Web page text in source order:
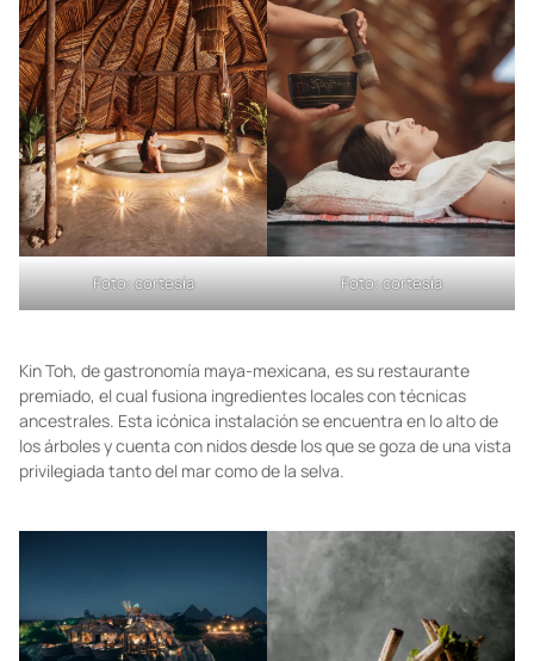
Foto: cortesía Foto: cortesía
Kin Toh, de gastronomía maya-mexicana, es su restaurante
premiado, el cual fusiona ingredientes locales con técnicas
ancestrales. Esta icónica instalación se encuentra en lo alto de
los árboles y cuenta con nidos desde los que se goza de una vista
privilegiada tanto del mar como de la selva.